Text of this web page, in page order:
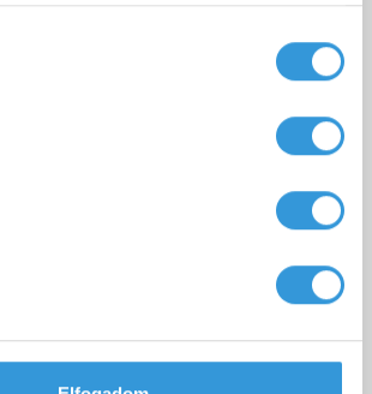
előlap (A,C) beépítési
Letöltés
kád 3D fájl (OBJ,
Letöltés